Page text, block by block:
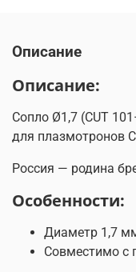
Описание
Описание:
Сопло Ø1,7 (CUT
для плазмотронов
Россия — родина
Особенности:
Диаметр 1,7
Совместимо с